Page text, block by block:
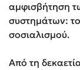
αμφισβήτηση
συστημάτων:
σοσιαλισμού.
Από τη